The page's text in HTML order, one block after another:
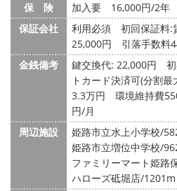
保 険
加入要 16,000円/2年
保証会社
利用必須 初回保証料:
25,000円 引落手数料
金銭備考
鍵交換代: 22,000円
トカード決済可(分割
3.3万円 環境維持費
円/月
周辺施設
姫路市立水上小学校/
姫路市立増位中学校/
ファミリーマート姫路
ハローズ砥堀店/